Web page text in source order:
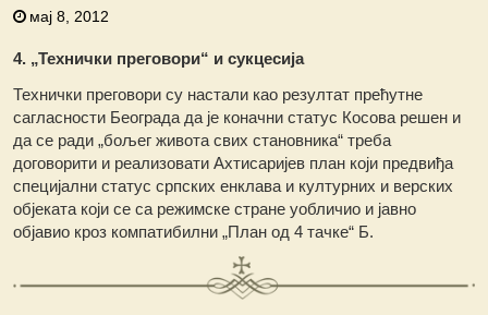
мај 8, 2012
4. „Технички преговори“ и сукцесија
Технички преговори су настали као резултат прећутне
сагласности Београда да је коначни статус Косова решен и
да се ради „бољег живота свих становника“ треба
договорити и реализовати Ахтисаријев план који предвиђа
специјални статус српских енклава и културних и верских
објеката који се са режимске стране уобличио и јавно
објавио кроз компатибилни „План од 4 тачке“ Б.